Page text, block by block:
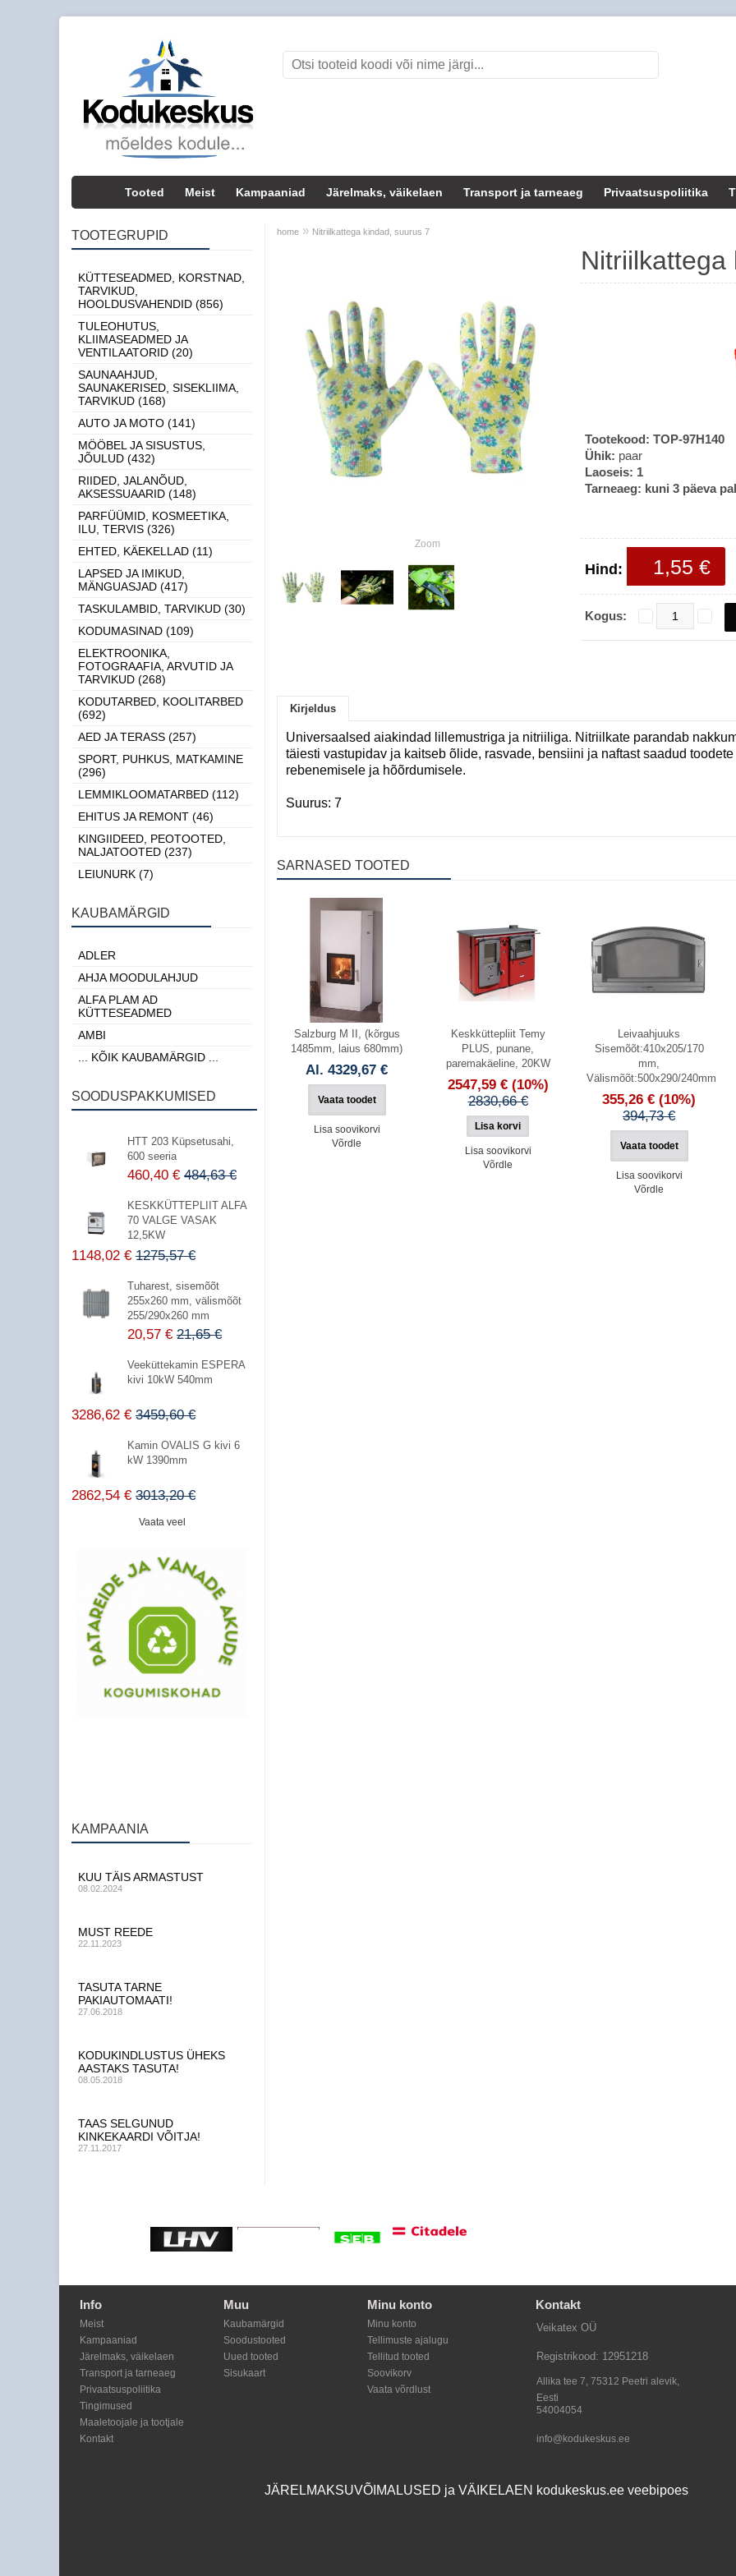
Tooted Meist Kampaaniad Järelmaks, väikelaen Transport ja tarneaeg Privaatsuspoliitika
TOOTEGRUPID
KÜTTESEADMED, KORSTNAD,
TARVIKUD,
HOOLDUSVAHENDID (856)
TULEOHUTUS,
KLIIMASEADMED JA
VENTILAATORID (20)
SAUNAAHJUD,
SAUNAKERISED, SISEKLIIMA,
TARVIKUD (168)
AUTO JA MOTO (141)
MÖÖBEL JA SISUSTUS,
JÕULUD (432)
RIIDED, JALANÕUD,
AKSESSUAARID (148)
PARFÜÜMID, KOSMEETIKA,
ILU, TERVIS (326)
EHTED, KÄEKELLAD (11)
LAPSED JA IMIKUD,
MÄNGUASJAD (417)
TASKULAMBID, TARVIKUD (30)
KODUMASINAD (109)
ELEKTROONIKA,
FOTOGRAAFIA, ARVUTID JA
TARVIKUD (268)
KODUTARBED, KOOLITARBED
(692)
AED JA TERASS (257)
SPORT, PUHKUS, MATKAMINE
(296)
LEMMIKLOOMATARBED (112)
EHITUS JA REMONT (46)
KINGIIDEED, PEOTOOTED,
NALJATOOTED (237)
LEIUNURK (7)
KAUBAMÄRGID
ADLER
AHJA MOODULAHJUD
ALFA PLAM AD
KÜTTESEADMED
AMBI
... KÕIK KAUBAMÄRGID ...
SOODUSPAKKUMISED
HTT 203 Küpsetusahi,
600 seeria
460,40 € 484,63 €
KESKKÜTTEPLIIT ALFA
70 VALGE VASAK
12,5KW
1148,02 € 1275,57 €
Tuharest, sisemõõt
255x260 mm, välismõõt
255/290x260 mm
20,57 € 21,65 €
Veeküttekamin ESPERA
kivi 10kW 540mm
3286,62 € 3459,60 €
Kamin OVALIS G kivi 6
kW 1390mm
2862,54 € 3013,20 €
Vaata veel
KAMPAANIA
KUU TÄIS ARMASTUST
08.02.2024
MUST REEDE
22.11.2023
TASUTA TARNE
PAKIAUTOMAATI!
27.06.2018
KODUKINDLUSTUS ÜHEKS
AASTAKS TASUTA!
08.05.2018
TAAS SELGUNUD
KINKEKAARDI VÕITJA!
27.11.2017
home » Nitriilkattega kindad, suurus 7
Zoom
Nitriilkattega
Tootekood: TOP-97H140
Ühik: paar
Laoseis: 1
Tarneaeg: kuni 3 päeva
Hind: 1,55 €
Kogus:
Kirjeldus
Universaalsed aiakindad lillemustriga ja nitriiliga. Nitriilkate parandab
täiesti vastupidav ja kaitseb õlide, rasvade, bensiini ja naftast saadud
rebenemisele ja hõõrdumisele.
Suurus: 7
SARNASED TOOTED
Salzburg M II, (kõrgus
1485mm, laius 680mm)
Al. 4329,67 €
Vaata toodet
Lisa soovikorvi
Võrdle
Keskküttepliit Temy
PLUS, punane,
paremakäeline, 20KW
2547,59 € (10%)
2830,66 €
Lisa soovikorvi
Võrdle
Leivaahjuuks
Sisemõõt:410x205/170
mm,
Välismõõt:500x290/240mm
355,26 € (10%)
394,73 €
Vaata toodet
Lisa soovikorvi
Võrdle
Info
Meist
Kampaaniad
Järelmaks, väikelaen
Transport ja tarneaeg
Privaatsuspoliitika
Tingimused
Maaletoojale ja tootjale
Kontakt
Muu
Kaubamärgid
Soodustooted
Uued tooted
Sisukaart
Minu konto
Minu konto
Tellimuste ajalugu
Tellitud tooted
Soovikorv
Vaata võrdlust
Kontakt
Veikatex OÜ
Registrikood: 12951218
Allika tee 7, 75312 Peetri alevik,
Eesti
54004054
info@kodukeskus.ee
JÄRELMAKSUVÕIMALUSED ja VÄIKELAEN kodukeskus.ee veebipoes